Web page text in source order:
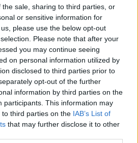
sale, sharing to third parties, or
or sensitive information for
please use the below opt-out
Please note that after your
you may continue seeing
on personal information utilized by
disclosed to third parties prior to
opt-out of the further
information by third parties on the
participants. This information may
third parties on the IAB’s List of
that may further disclose it to other
I.
vestuvėse
ir iššūkiai
„Teko
Žilvinas
„Man
didelis